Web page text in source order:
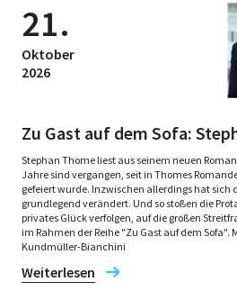
21.
Oktober
2026
Zu Gast auf dem Sofa:
Stephan Thome liest aus seinem neuen
Jahre sind vergangen, seit in Thomes
gefeiert wurde. Inzwischen allerdings hat sich
grundlegend verändert. Und so stoßen die
privates Glück verfolgen, auf die großen
im Rahmen der Reihe "Zu Gast auf dem Sofa".
Kundmüller-Bianchini
Weiterlesen